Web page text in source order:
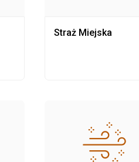
Straż Miejska